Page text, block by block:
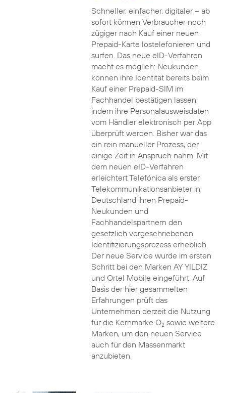
Schneller, einfacher, digitaler – ab
sofort können Verbraucher noch
zügiger nach Kauf einer neuen
Prepaid-Karte lostelefonieren und
surfen. Das neue eID-Verfahren
macht es möglich: Neukunden
können ihre Identität bereits beim
Kauf einer Prepaid-SIM im
Fachhandel bestätigen lassen,
indem ihre Personalausweisdaten
vom Händler elektronisch per App
überprüft werden. Bisher war das
ein rein manueller Prozess, der
einige Zeit in Anspruch nahm. Mit
dem neuen eID-Verfahren
erleichtert Telefónica als erster
Telekommunikationsanbieter in
Deutschland ihren Prepaid-
Neukunden und
Fachhandelspartnern den
gesetzlich vorgeschriebenen
Identifizierungsprozess erheblich.
Der neue Service wurde im ersten
Schritt bei den Marken AY YILDIZ
und Ortel Mobile eingeführt. Auf
Basis der hier gesammelten
Erfahrungen prüft das
Unternehmen derzeit die Nutzung
für die Kernmarke O2sowie weitere
Marken, um den neuen Service
auch für den Massenmarkt
anzubieten.